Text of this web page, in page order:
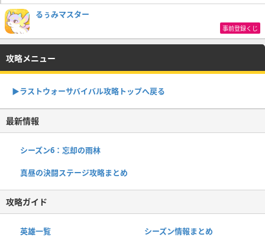
るぅみマスター
事前登録くじ
攻略メニュー
▶︎ラストウォーサバイバル攻略トップへ戻る
最新情報
シーズン6：忘却の雨林
真昼の決闘ステージ攻略まとめ
攻略ガイド
英雄一覧 シーズン情報まとめ